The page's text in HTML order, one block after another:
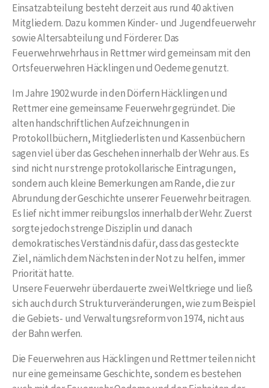
Einsatzabteilung besteht derzeit aus rund 40 aktiven
Mitgliedern. Dazu kommen Kinder- und Jugendfeuerwehr
sowie Altersabteilung und Förderer. Das
Feuerwehrwehrhaus in Rettmer wird gemeinsam mit den
Ortsfeuerwehren Häcklingen und Oedeme genutzt.
Im Jahre 1902 wurde in den Dörfern Häcklingen und
Rettmer eine gemeinsame Feuerwehr gegründet. Die
alten handschriftlichen Aufzeichnungen in
Protokollbüchern, Mitgliederlisten und Kassenbüchern
sagen viel über das Geschehen innerhalb der Wehr aus. Es
sind nicht nur strenge protokollarische Eintragungen,
sondern auch kleine Bemerkungen am Rande, die zur
Abrundung der Geschichte unserer Feuerwehr beitragen.
Es lief nicht immer reibungslos innerhalb der Wehr. Zuerst
sorgte jedoch strenge Disziplin und danach
demokratisches Verständnis dafür, dass das gesteckte
Ziel, nämlich dem Nächsten in der Not zu helfen, immer
Priorität hatte.
Unsere Feuerwehr überdauerte zwei Weltkriege und ließ
sich auch durch Strukturveränderungen, wie zum Beispiel
die Gebiets- und Verwaltungsreform von 1974, nicht aus
der Bahn werfen.
Die Feuerwehren aus Häcklingen und Rettmer teilen nicht
nur eine gemeinsame Geschichte, sondern es bestehen